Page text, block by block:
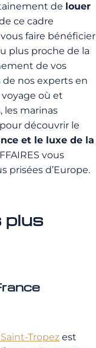
de louer
ce cadre
faire bénéficier
plus proche de la
de vos
de nos experts en
où et
les marinas
découvrir le
et le luxe de la
vous
prisées d’Europe.
plus
Tropez est